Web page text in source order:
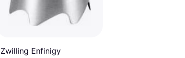
Zwilling Enfinigy